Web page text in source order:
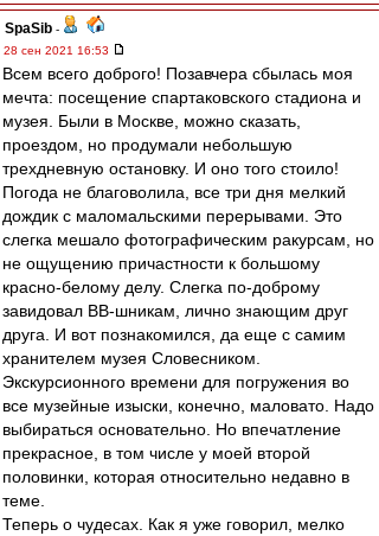
SpaSib -
28 сен 2021 16:53
Всем всего доброго! Позавчера сбылась моя
мечта: посещение спартаковского стадиона и
музея. Были в Москве, можно сказать,
проездом, но продумали небольшую
трехдневную остановку. И оно того стоило!
Погода не благоволила, все три дня мелкий
дождик с маломальскими перерывами. Это
слегка мешало фотографическим ракурсам, но
не ощущению причастности к большому
красно-белому делу. Слегка по-доброму
завидовал ВВ-шникам, лично знающим друг
друга. И вот познакомился, да еще с самим
хранителем музея Словесником.
Экскурсионного времени для погружения во
все музейные изыски, конечно, маловато. Надо
выбираться основательно. Но впечатление
прекрасное, в том числе у моей второй
половинки, которая относительно недавно в
теме.
Теперь о чудесах. Как я уже говорил, мелко